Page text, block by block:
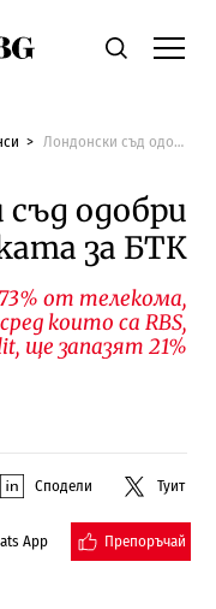
Economic.bgТърсене
Лондонски съд одобри сделката за БТК
одобри
за БТК
от телекома,
които са RBS,
ще запазят 21%
Сподели Туит
App Препоръчай